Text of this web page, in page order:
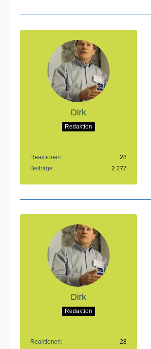
Dirk
Redaktion
Reaktionen
28
Beiträge
2.277
Dirk
Redaktion
Reaktionen 28